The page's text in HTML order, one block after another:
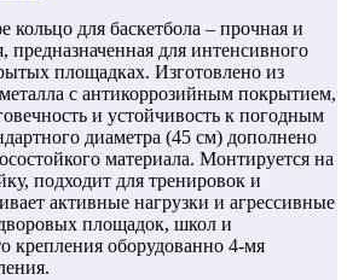
кольцо для баскетбола – прочная и
предназначенная для интенсивного
площадках. Изготовлено из
с антикоррозийным покрытием,
и устойчивость к погодным
диаметра (45 см) дополнено
материала. Монтируется на
подходит для тренировок и
активные нагрузки и агрессивные
площадок, школ и
крепления оборудованно 4-мя